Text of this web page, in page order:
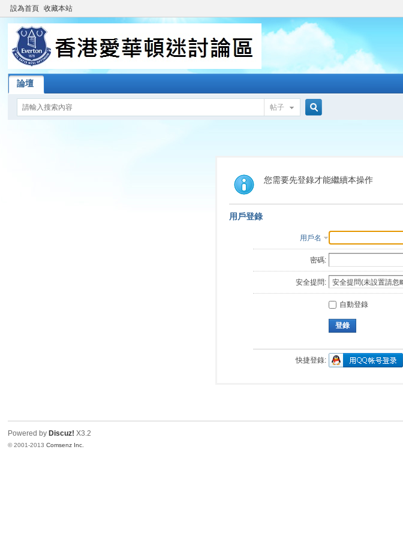
設為首頁 收藏本站
論壇
帖子
索
您需要先登錄才能繼續本操作
用戶登錄
用戶名
密碼:
安全提問:
自動登錄
登錄
快捷登錄:
Powered by Discuz! X3.2
© 2001-2013Comsenz Inc.